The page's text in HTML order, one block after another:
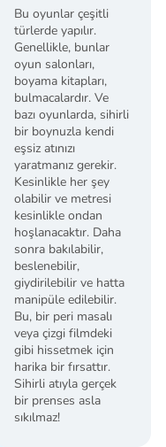
Bu oyunlar çeşitli
türlerde yapılır.
Genellikle, bunlar
oyun salonları,
boyama kitapları,
bulmacalardır. Ve
bazı oyunlarda, sihirli
bir boynuzla kendi
eşsiz atınızı
yaratmanız gerekir.
Kesinlikle her şey
olabilir ve metresi
kesinlikle ondan
hoşlanacaktır. Daha
sonra bakılabilir,
beslenebilir,
giydirilebilir ve hatta
manipüle edilebilir.
Bu, bir peri masalı
veya çizgi filmdeki
gibi hissetmek için
harika bir fırsattır.
Sihirli atıyla gerçek
bir prenses asla
sıkılmaz!